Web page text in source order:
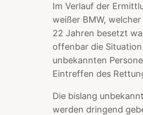
Im Verlauf der
weißer BMW,
22 Jahren besetzt
offenbar die
unbekannten
Eintreffen des
Die bislang
werden dringend